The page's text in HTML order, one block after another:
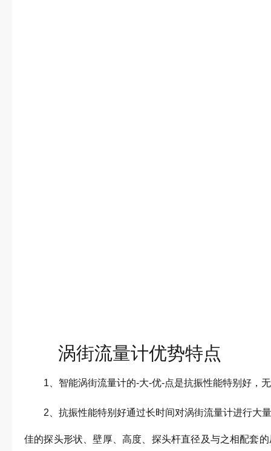
涡街流量计优势特点
1、智能涡街流量计的-大-优-点是抗振性能特别好，
2、抗振性能特别好通过长时间对涡街流量计进行大
佳的探头形状、壁厚、高度、探头杆直径及与之相配套